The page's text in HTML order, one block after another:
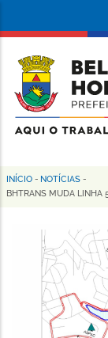
conteúdo
principal
da
de
Horizonte
Trilha
navegação
INÍCIO - NOTÍCIAS -
BHTRANS MUDA LINHA